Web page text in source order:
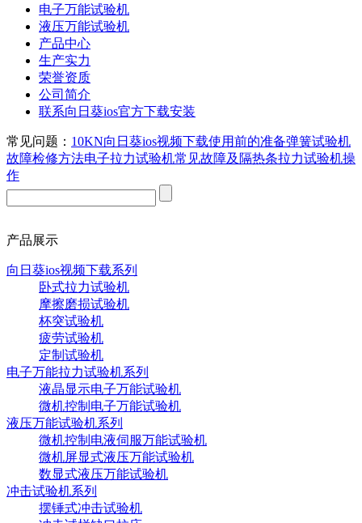
电子万能试验机
液压万能试验机
产品中心
生产实力
荣誉资质
公司简介
联系向日葵ios官方下载安装
常见问题： 10KN向日葵ios视频下载使用前的准备弹簧试验机
故障检修方法电子拉力试验机常见故障及 隔热条拉力试验机操
作
产品展示
向日葵ios视频下载系列
卧式拉力试验机
摩擦磨损试验机
杯突试验机
疲劳试验机
定制试验机
电子万能拉力试验机系列
液晶显示电子万能试验机
微机控制电子万能试验机
液压万能试验机系列
微机控制电液伺服万能试验机
微机屏显式液压万能试验机
数显式液压万能试验机
冲击试验机系列
摆锤式冲击试验机